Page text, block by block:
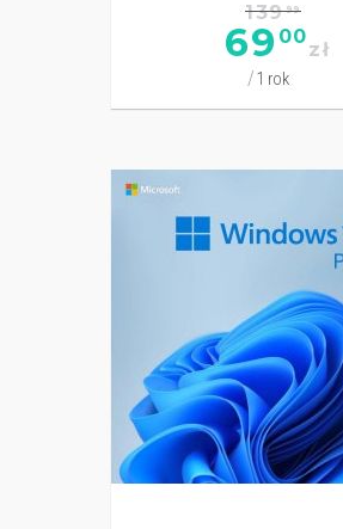
13999
69 00
zł
1 rok